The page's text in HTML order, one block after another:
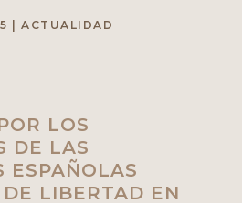
|ACTUALIDAD
LOS
DE LAS
ESPAÑOLAS
LIBERTAD EN